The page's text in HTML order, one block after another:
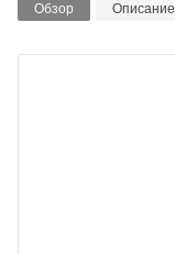
Обзор Описание